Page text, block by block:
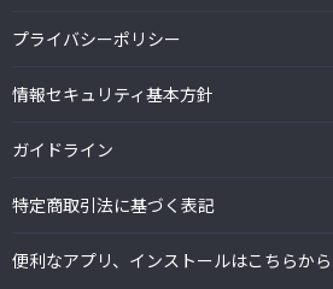
プライバシーポリシー
情報セキュリティ基本方針
ガイドライン
特定商取引法に基づく表記
便利なアプリ、インストールはこちらから